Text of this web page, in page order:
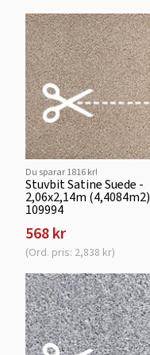
Du sparar 1816 kr!
Stuvbit Satine Suede -
2,06x2,14m (4,4084m2)
109994
568 kr
(Ord. pris: 2,838 kr)